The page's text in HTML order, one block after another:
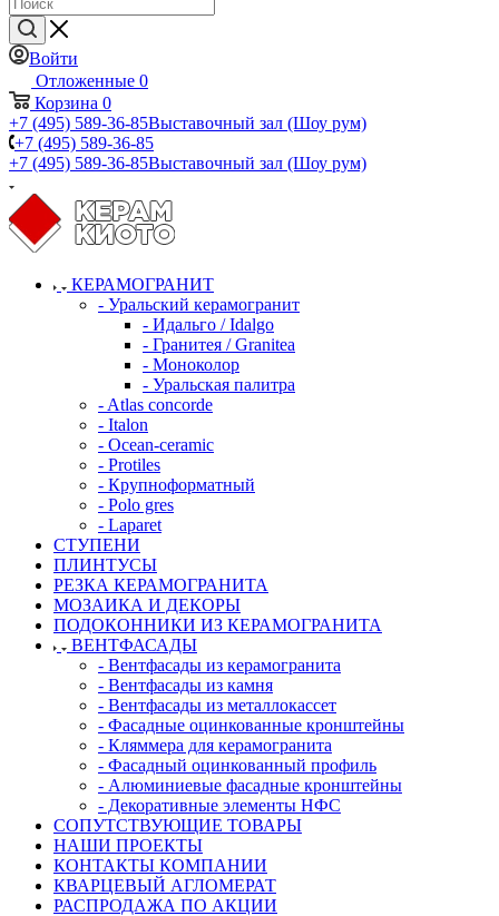
Войти
Отложенные 0
Корзина 0
+7 (495) 589-36-85Выставочный зал (Шоу рум)
+7 (495) 589-36-85
+7 (495) 589-36-85Выставочный зал (Шоу рум)
КЕРАМОГРАНИТ
- Уральский керамогранит
- Идальго / Idalgo
- Гранитея / Granitea
- Моноколор
- Уральская палитра
- Atlas concorde
- Italon
- Ocean-ceramic
- Protiles
- Крупноформатный
- Polo gres
- Laparet
СТУПЕНИ
ПЛИНТУСЫ
РЕЗКА КЕРАМОГРАНИТА
МОЗАИКА И ДЕКОРЫ
ПОДОКОННИКИ ИЗ КЕРАМОГРАНИТА
ВЕНТФАСАДЫ
- Вентфасады из керамогранита
- Вентфасады из камня
- Вентфасады из металлокассет
- Фасадные оцинкованные кронштейны
- Кляммера для керамогранита
- Фасадный оцинкованный профиль
- Алюминиевые фасадные кронштейны
- Декоративные элементы НФС
СОПУТСТВУЮЩИЕ ТОВАРЫ
НАШИ ПРОЕКТЫ
КОНТАКТЫ КОМПАНИИ
КВАРЦЕВЫЙ АГЛОМЕРАТ
РАСПРОДАЖА ПО АКЦИИ